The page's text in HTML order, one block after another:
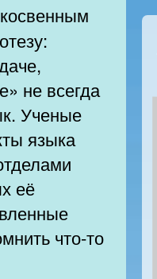
не всегда
Ученые
языка
её
что-то